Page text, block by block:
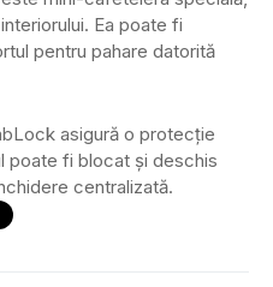
Ea poate fi
pentru pahare datorită
asigură o protecție
poate fi blocat și deschis
centralizată.